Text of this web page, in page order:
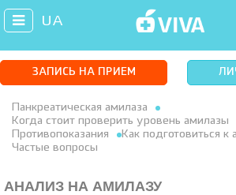
UA
ЗАПИСЬ НА ПРИЕМ
Панкреатическая амилаза
Когда стоит проверить уровень амилазы
Противопоказания
Как подготовиться к
Частые вопросы
АНАЛИЗ НА АМИЛАЗУ